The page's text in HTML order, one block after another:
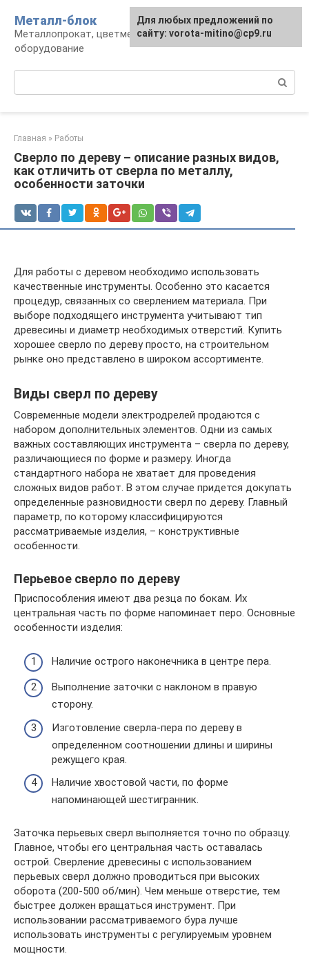
контенту
Металл-блок
Металлопрокат, цветмет, обработка и
оборудование
Главная » Работы
Сверло по дереву – описание разных видов,
как отличить от сверла по металлу,
особенности заточки
Для работы с деревом необходимо использовать
качественные инструменты. Особенно это касается
процедур, связанных со сверлением материала. При
выборе подходящего инструмента учитывают тип
древесины и диаметр необходимых отверстий. Купить
хорошее сверло по дереву просто, на строительном
рынке оно представлено в широком ассортименте.
Виды сверл по дереву
Современные модели электродрелей продаются с
набором дополнительных элементов. Одни из самых
важных составляющих инструмента – сверла по дереву,
различающиеся по форме и размеру. Иногда
стандартного набора не хватает для проведения
сложных видов работ. В этом случае придется докупать
определенные разновидности сверл по дереву. Главный
параметр, по которому классифицируются
рассматриваемые изделия, – конструктивные
особенности.
Перьевое сверло по дереву
Приспособления имеют два резца по бокам. Их
центральная часть по форме напоминает перо. Основные
особенности изделия:
Наличие острого наконечника в центре пера.
Выполнение заточки с наклоном в правую
сторону.
Изготовление сверла-пера по дереву в
определенном соотношении длины и ширины
режущего края.
Наличие хвостовой части, по форме
напоминающей шестигранник.
Заточка перьевых сверл выполняется точно по образцу.
Главное, чтобы его центральная часть оставалась
острой. Сверление древесины с использованием
перьевых сверл должно проводиться при высоких
оборота (200-500 об/мин). Чем меньше отверстие, тем
быстрее должен вращаться инструмент. При
использовании рассматриваемого бура лучше
использовать инструменты с регулируемым уровнем
мощности.
Для любых предложений по
сайту: vorota-mitino@cp9.ru